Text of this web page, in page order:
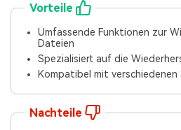
Vorteile
Umfassende Funktionen zur
Dateien
Spezialisiert auf die
Kompatibel mit
Nachteile